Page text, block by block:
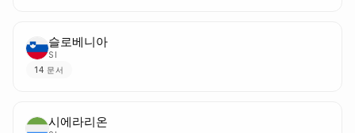
슬로베니아
SI
14 문서
시에라리온